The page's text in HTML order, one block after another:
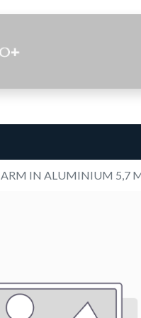
ARM IN ALUMINIUM 5,7